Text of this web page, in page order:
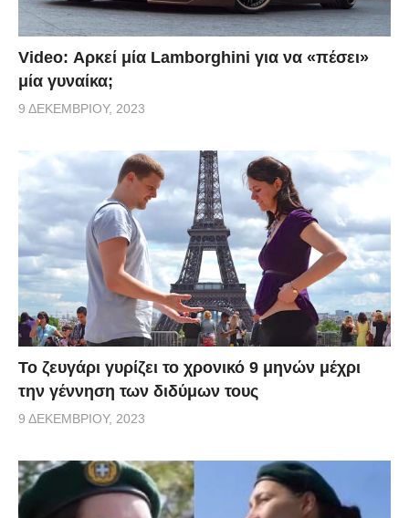
Video: Αρκεί μία Lamborghini για να «πέσει»
μία γυναίκα;
9 ΔΕΚΕΜΒΡΊΟΥ, 2023
Το ζευγάρι γυρίζει το χρονικό 9 μηνών μέχρι
την γέννηση των διδύμων τους
9 ΔΕΚΕΜΒΡΊΟΥ, 2023